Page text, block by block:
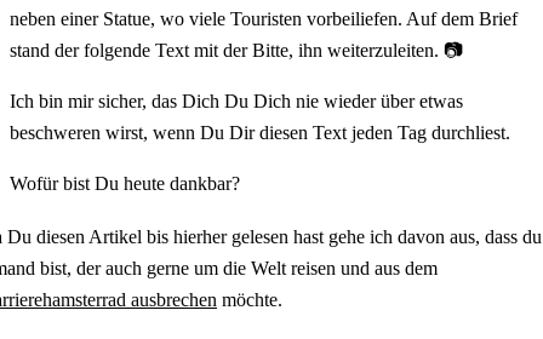
neben einer Statue, wo viele Touristen vorbeiliefen. Auf dem Brief
stand der folgende Text mit der Bitte, ihn weiterzuleiten. 📷
Ich bin mir sicher, das Dich Du Dich nie wieder über etwas
beschweren wirst, wenn Du Dir diesen Text jeden Tag durchliest.
Wofür bist Du heute dankbar?
Du diesen Artikel bis hierher gelesen hast gehe ich davon aus, dass du
bist, der auch gerne um die Welt reisen und aus dem
ausbrechen möchte.